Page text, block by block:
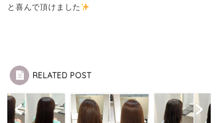
と喜んで頂けました
RELATED POST